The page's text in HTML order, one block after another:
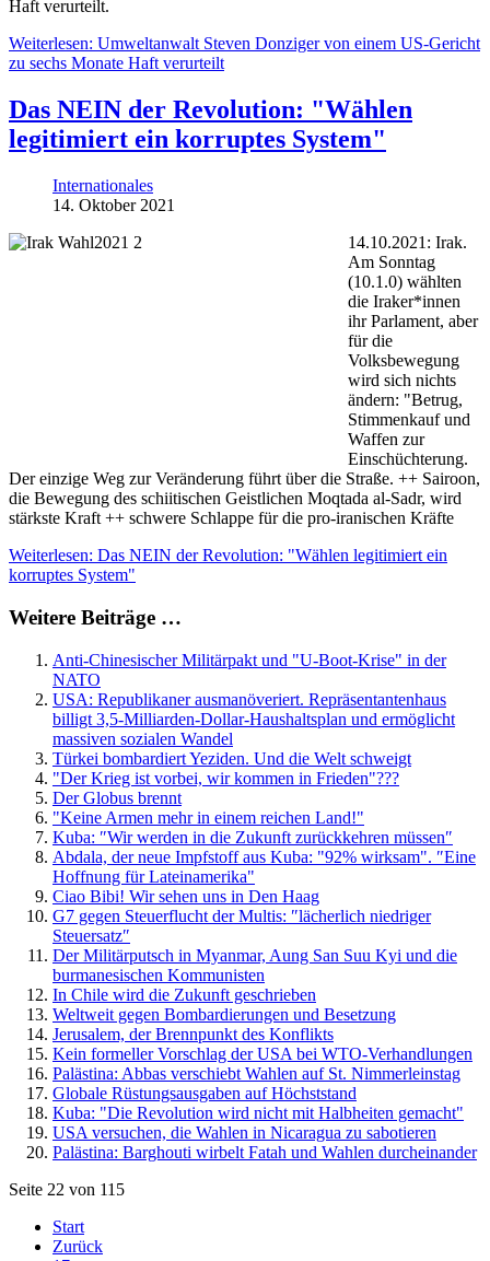
Haft verurteilt.
Weiterlesen: Umweltanwalt Steven Donziger von einem US-Gericht
zu sechs Monate Haft verurteilt
Das NEIN der Revolution: "Wählen
legitimiert ein korruptes System"
Internationales
14. Oktober 2021
14.10.2021: Irak.
Am Sonntag
(10.1.0) wählten
die Iraker*innen
ihr Parlament, aber
für die
Volksbewegung
wird sich nichts
ändern: "Betrug,
Stimmenkauf und
Waffen zur
Einschüchterung.
Der einzige Weg zur Veränderung führt über die Straße. ++ Sairoon,
die Bewegung des schiitischen Geistlichen Moqtada al-Sadr, wird
stärkste Kraft ++ schwere Schlappe für die pro-iranischen Kräfte
Weiterlesen: Das NEIN der Revolution: "Wählen legitimiert ein
korruptes System"
Weitere Beiträge …
Anti-Chinesischer Militärpakt und "U-Boot-Krise" in der
NATO
USA: Republikaner ausmanöveriert. Repräsentantenhaus
billigt 3,5-Milliarden-Dollar-Haushaltsplan und ermöglicht
massiven sozialen Wandel
Türkei bombardiert Yeziden. Und die Welt schweigt
"Der Krieg ist vorbei, wir kommen in Frieden"???
Der Globus brennt
"Keine Armen mehr in einem reichen Land!"
Kuba: ″Wir werden in die Zukunft zurückkehren müssen″
Abdala, der neue Impfstoff aus Kuba: "92% wirksam". ″Eine
Hoffnung für Lateinamerika"
Ciao Bibi! Wir sehen uns in Den Haag
G7 gegen Steuerflucht der Multis: ″lächerlich niedriger
Steuersatz″
Der Militärputsch in Myanmar, Aung San Suu Kyi und die
burmanesischen Kommunisten
In Chile wird die Zukunft geschrieben
Weltweit gegen Bombardierungen und Besetzung
Jerusalem, der Brennpunkt des Konflikts
Kein formeller Vorschlag der USA bei WTO-Verhandlungen
Palästina: Abbas verschiebt Wahlen auf St. Nimmerleinstag
Globale Rüstungsausgaben auf Höchststand
Kuba: "Die Revolution wird nicht mit Halbheiten gemacht"
USA versuchen, die Wahlen in Nicaragua zu sabotieren
Palästina: Barghouti wirbelt Fatah und Wahlen durcheinander
Seite 22 von 115
Start
Zurück